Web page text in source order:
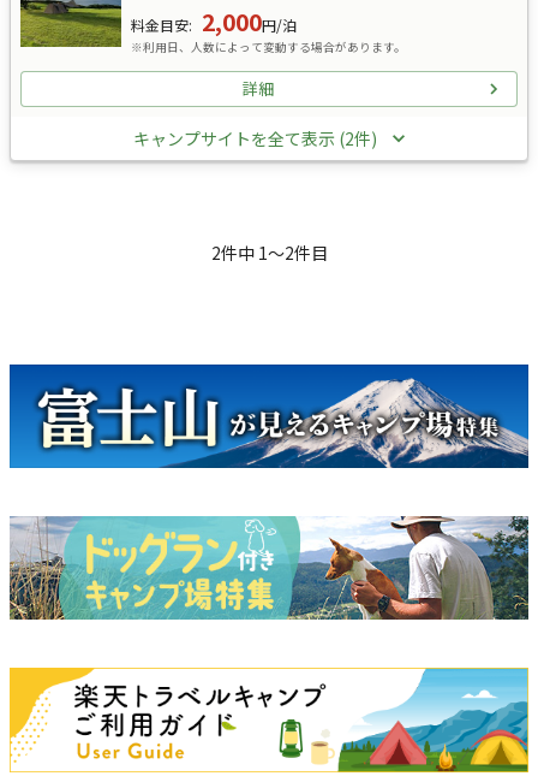
料金目安: 2,000円/泊
※利用日、人数によって変動する場合があります。
詳細
キャンプサイトを全て表示 (2件)
2件中 1〜2件目
キャンペーン